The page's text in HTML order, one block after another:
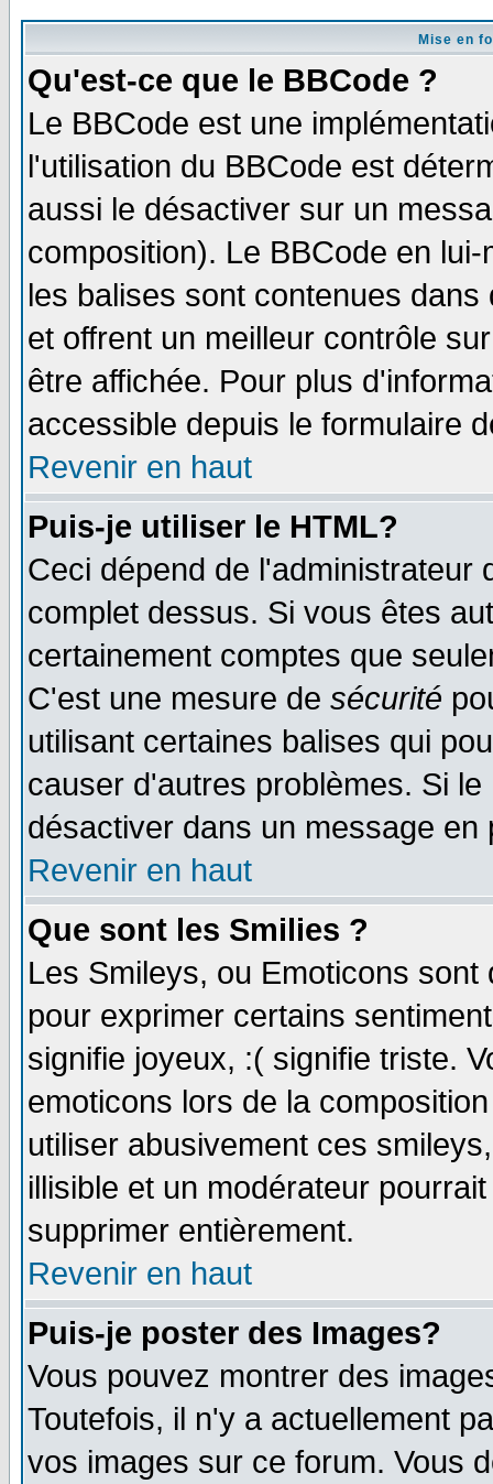
Mise en
Qu'est-ce que le BBCode ?
Le BBCode est une
l'utilisation du BBCode est
aussi le désactiver sur un
composition). Le BBCode en
les balises sont contenues
et offrent un meilleur contrôle
être affichée. Pour plus
accessible depuis le formulaire
Revenir en haut
Puis-je utiliser le HTML?
Ceci dépend de l'administrateur
complet dessus. Si vous êtes
certainement comptes que
C'est une mesure de sécurité
utilisant certaines balises qui
causer d'autres problèmes. Si
désactiver dans un message
Revenir en haut
Que sont les Smilies ?
Les Smileys, ou Emoticons
pour exprimer certains
signifie joyeux, :( signifie triste.
emoticons lors de la
utiliser abusivement ces
illisible et un modérateur
supprimer entièrement.
Revenir en haut
Puis-je poster des Images?
Vous pouvez montrer des
Toutefois, il n'y a actuellement
vos images sur ce forum. Vous